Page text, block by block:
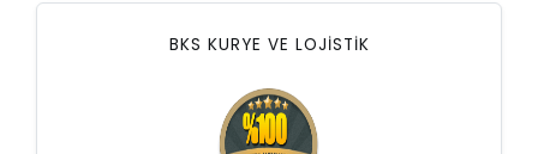
BKS KURYE VE LOJİSTİK